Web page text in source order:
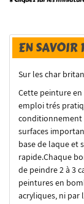
EN SAVOIR
Sur les char
Cette peinture
emploi trés
conditionnement
surfaces
base de laque et
rapide.Chaque
de peindre 2 à 3
peintures en
acryliques, ni par